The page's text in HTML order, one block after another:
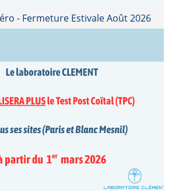
- Fermeture Estivale Août 2026